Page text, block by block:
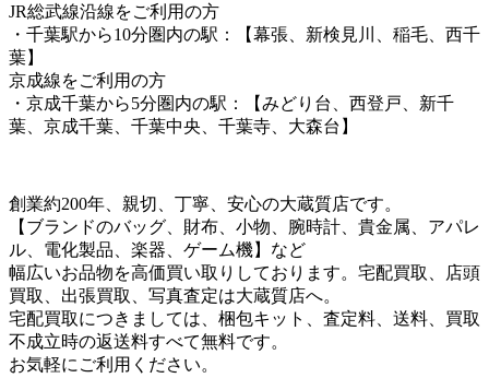
JR総武線沿線をご利用の方
・千葉駅から10分圏内の駅：【幕張、新検見川、稲毛、西千
葉】
京成線をご利用の方
・京成千葉から5分圏内の駅：【みどり台、西登戸、新千
葉、京成千葉、千葉中央、千葉寺、大森台】
創業約200年、親切、丁寧、安心の大蔵質店です。
【ブランドのバッグ、財布、小物、腕時計、貴金属、アパレ
ル、電化製品、楽器、ゲーム機】など
幅広いお品物を高価買い取りしております。宅配買取、店頭
買取、出張買取、写真査定は大蔵質店へ。
宅配買取につきましては、梱包キット、査定料、送料、買取
不成立時の返送料すべて無料です。
お気軽にご利用ください。